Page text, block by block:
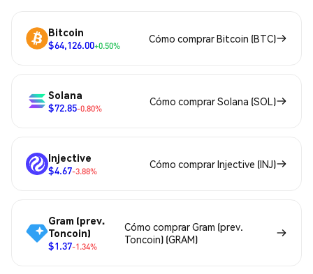
Bitcoin
$64,126.00+0.50%
Cómo comprar Bitcoin (BTC)
Solana
$72.85-0.80%
Cómo comprar Solana (SOL)
Injective
$4.67-3.88%
Cómo comprar Injective (INJ)
Gram (prev.
Toncoin)
$1.37-1.34%
Cómo comprar Gram (prev.
Toncoin) (GRAM)